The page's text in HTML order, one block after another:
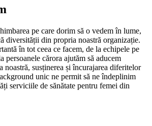
pe care dorim să o vedem în lume,
diversității din propria noastră organizație.
în tot ceea ce facem, de la echipele pe
persoanele cărora ajutăm să aducem
noastră, susținerea și încurajarea diferitelor
unic ne permit să ne îndeplinim
serviciile de sănătate pentru femei din